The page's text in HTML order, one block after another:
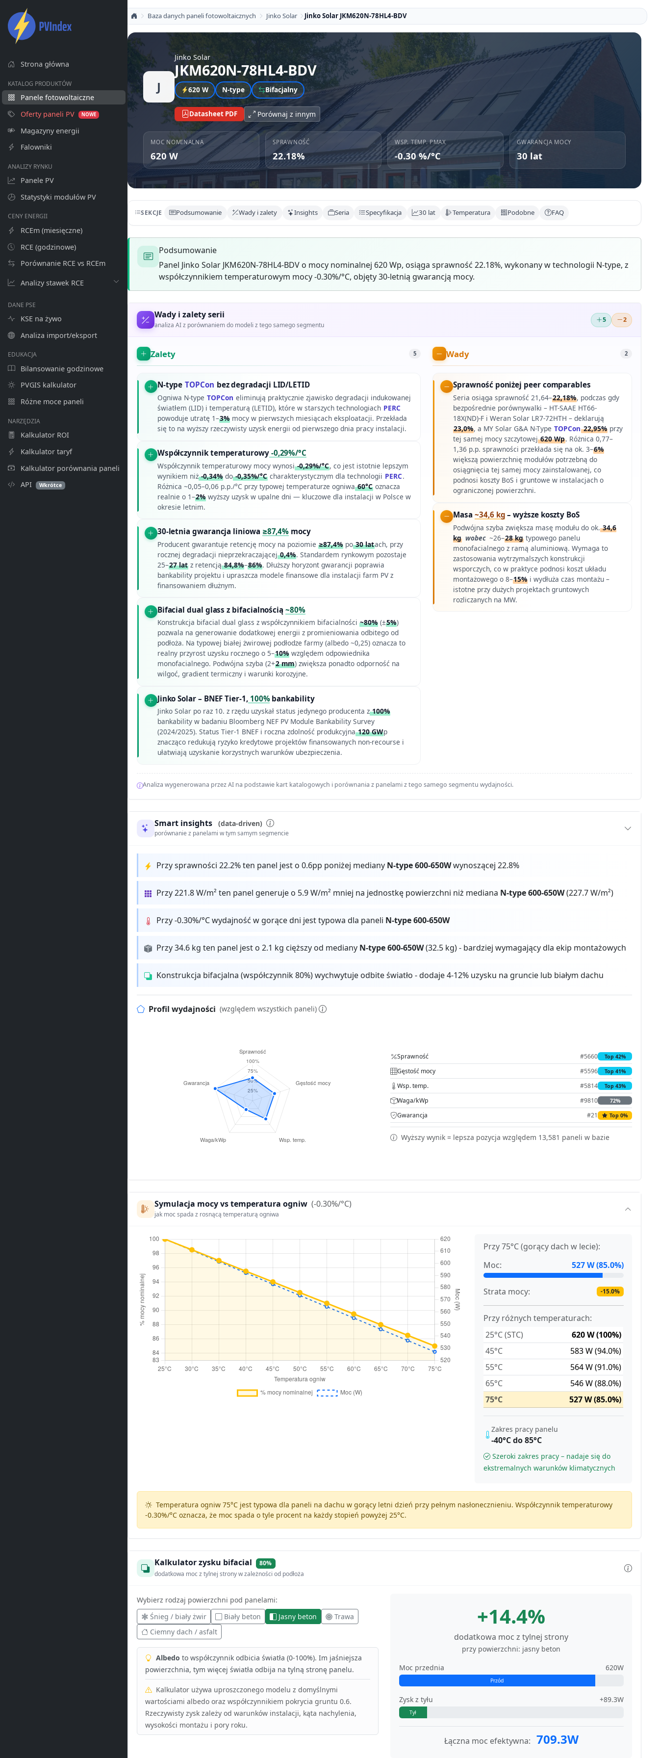
Strona główna
KATALOG PRODUKTÓW
Panele fotowoltaiczne
Oferty paneli PV
NOWE
Magazyny energii
Falowniki
ANALIZY RYNKU
Panele PV
Statystyki modułów PV
CENY ENERGII
RCEm (miesięczne)
RCE (godzinowe)
Porównanie RCE vs RCEm
Analizy stawek RCE
DANE PSE
KSE na żywo
Analiza import/eksport
EDUKACJA
Bilansowanie godzinowe
PVGIS kalkulator
Różne moce paneli
NARZĘDZIA
Kalkulator ROI
Kalkulator taryf
Kalkulator porównania paneli
API
Wkrótce
Baza danych paneli fotowoltaicznych Jinko Solar Jinko Solar JKM620N-78HL4-BDV
J
Jinko Solar
JKM620N-78HL4-BDV
620 W N-type Bifacjalny
Datasheet PDF Porównaj z innym
MOC NOMINALNA
620 W
SPRAWNOŚĆ
22.18%
WSP. TEMP. PMAX
-0.30 %/°C
GWARANCJA MOCY
30 lat
SEKCJE Podsumowanie Wady i zalety Insights Seria Specyfikacja 30 lat Temperatura Podobne FAQ
Podsumowanie
Panel Jinko Solar JKM620N-78HL4-BDV o mocy nominalnej 620 Wp, osiąga sprawność 22.18%, wykonany w technologii N-type, z
współczynnikiem temperaturowym mocy -0.30%/°C, objęty 30-letnią gwarancją mocy.
Wady i zalety serii
analiza AI z porównaniem do modeli z tego samego segmentu
5 2
Zalety 5
N-type TOPCon bez degradacji LID/LETID
Ogniwa N-type TOPCon eliminują praktycznie zjawisko degradacji indukowanej
światłem (LID) i temperaturą (LETID), które w starszych technologiach PERC
powoduje utratę 1–3%mocy w pierwszych miesiącach eksploatacji. Przekłada
się to na wyższy rzeczywisty uzysk energii od pierwszego dnia pracy instalacji.
Współczynnik temperaturowy-0,29%/°C
Współczynnik temperaturowy mocy wynosi-0,29%/°C, co jest istotnie lepszym
wynikiem niż-0,34%do-0,35%/°Ccharakterystycznym dla technologii PERC.
Różnica ~0,05–0,06 p.p./°C przy typowej temperaturze ogniwa60°Coznacza
realnie o 1–2%wyższy uzysk w upalne dni — kluczowe dla instalacji w Polsce w
okresie letnim.
30-letnia gwarancja liniowa ≥87,4% mocy
Producent gwarantuje retencję mocy na poziomie ≥87,4%po30 latach, przy
rocznej degradacji nieprzekraczającej0,4%. Standardem rynkowym pozostaje
25–27 latz retencją84,8%–86%. Dłuższy horyzont gwarancji poprawia
bankability projektu i upraszcza modele finansowe dla instalacji farm PV z
finansowaniem dłużnym.
Bifacial dual glass z bifacialnością ~80%
Konstrukcja bifacial dual glass z współczynnikiem bifacialności ~80%(±5%)
pozwala na generowanie dodatkowej energii z promieniowania odbitego od
podłoża. Na typowej białej żwirowej podłodze farmy (albedo ~0,25) oznacza to
realny przyrost uzysku rocznego o 5–10%względem odpowiednika
monofacialnego. Podwójna szyba (2+2 mm) zwiększa ponadto odporność na
wilgoć, gradient termiczny i warunki korozyjne.
Jinko Solar – BNEF Tier-1,100%bankability
Jinko Solar po raz 10. z rzędu uzyskał status jedynego producenta z100%
bankability w badaniu Bloomberg NEF PV Module Bankability Survey
(2024/2025). Status Tier-1 BNEF i roczna zdolność produkcyjna120 GWp
znacząco redukują ryzyko kredytowe projektów finansowanych non-recourse i
ułatwiają uzyskanie korzystnych warunków ubezpieczenia.
Wady 2
Sprawność poniżej peer comparables
Seria osiąga sprawność 21,64–22,18%, podczas gdy
bezpośrednie porównywalki – HT-SAAE HT66-
18X(ND)-F i Weran Solar LR7-72HTH – deklarują
23,0%, a MY Solar G&A N-Type TOPCon22,95% przy
tej samej mocy szczytowej620 Wp. Różnica 0,77–
1,36 p.p. sprawności przekłada się na ok. 3–6%
większą powierzchnię modułów potrzebną do
osiągnięcia tej samej mocy zainstalowanej, co
podnosi koszty BoS i gruntowe w instalacjach o
ograniczonej powierzchni.
Masa~34,6 kg – wyższe koszty BoS
Podwójna szyba zwiększa masę modułu do ok.34,6
kg wobec ~26–28 kgtypowego panelu
monofacialnego z ramą aluminiową. Wymaga to
zastosowania wytrzymalszych konstrukcji
wsporczych, co w praktyce podnosi koszt układu
montażowego o 8–15% i wydłuża czas montażu –
istotne przy dużych projektach gruntowych
rozliczanych na MW.
Analiza wygenerowana przez AI na podstawie kart katalogowych i porównania z panelami z tego samego segmentu wydajności.
Smart insights (data-driven)
porównanie z panelami w tym samym segmencie
Przy sprawności 22.2% ten panel jest o 0.6pp poniżej mediany N-type 600-650Wwynoszącej 22.8%
Przy 221.8 W/m² ten panel generuje o 5.9 W/m² mniej na jednostkę powierzchni niż mediana N-type 600-650W(227.7 W/m²)
Przy -0.30%/°C wydajność w gorące dni jest typowa dla paneli N-type 600-650W
Przy 34.6 kg ten panel jest o 2.1 kg cięższy od mediany N-type 600-650W(32.5 kg) - bardziej wymagający dla ekip montażowych
Konstrukcja bifacjalna (współczynnik 80%) wychwytuje odbite światło - dodaje 4-12% uzysku na gruncie lub białym dachu
Profil wydajności (względem wszystkich paneli)
Sprawność #5660 Top 42%
Gęstość mocy #5596 Top 41%
Wsp. temp. #5814 Top 43%
Waga/kWp #9810 72%
Gwarancja #21 Top 0%
Wyższy wynik = lepsza pozycja względem 13,581 paneli w bazie
Symulacja mocy vs temperatura ogniw (-0.30%/°C)
jak moc spada z rosnącą temperaturą ogniwa
Przy 75°C (gorący dach w lecie):
Moc:
527 W (85.0%)
Strata mocy: -15.0%
Przy różnych temperaturach:
25°C (STC)
620 W (100%)
45°C
583 W (94.0%)
55°C
564 W (91.0%)
65°C
546 W (88.0%)
75°C
527 W (85.0%)
Zakres pracy panelu
-40°C do 85°C
Szeroki zakres pracy – nadaje się do
ekstremalnych warunków klimatycznych
Temperatura ogniw 75°C jest typowa dla paneli na dachu w gorący letni dzień przy pełnym nasłonecznieniu. Współczynnik temperaturowy
-0.30%/°Coznacza, że moc spada o tyle procent na każdy stopień powyżej 25°C.
Kalkulator zysku bifacial
80%
dodatkowa moc z tylnej strony w zależności od podłoża
Wybierz rodzaj powierzchni pod panelami:
Śnieg / biały żwir
Biały beton Jasny beton
Trawa
Ciemny dach / asfalt
Albedo to współczynnik odbicia światła (0-100%). Im jaśniejsza
powierzchnia, tym więcej światła odbija na tylną stronę panelu.
Kalkulator używa uproszczonego modelu z domyślnymi
wartościami albedo oraz współczynnikiem pokrycia gruntu 0.6.
Rzeczywisty zysk zależy od warunków instalacji, kąta nachylenia,
wysokości montażu i pory roku.
+14.4%
dodatkowa moc z tylnej strony
przy powierzchni: jasny beton
Moc przednia
620W
Przód
Zysk z tyłu +89.3W
Tył
Łączna moc efektywna: 709.3W